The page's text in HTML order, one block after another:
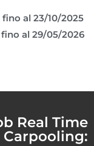
al 23/10/2025
al 29/05/2026
Real Time
Carpooling: